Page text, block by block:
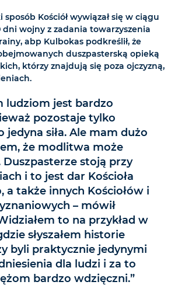
Kościół wywiązał się w ciągu
dni wojny z zadania towarzyszenia
abp Kulbokas podkreślił, że
duszpasterską opieką
którzy znajdują się poza ojczyzną,
ludziom jest bardzo
pozostaje tylko
siła. Ale mam dużo
że modlitwa może
Duszpasterze stoją przy
i to jest dar Kościoła
a także innych Kościołów i
– mówił
to na przykład w
słyszałem historie
byli praktycznie jedynymi
dla ludzi i za to
bardzo wdzięczni.”